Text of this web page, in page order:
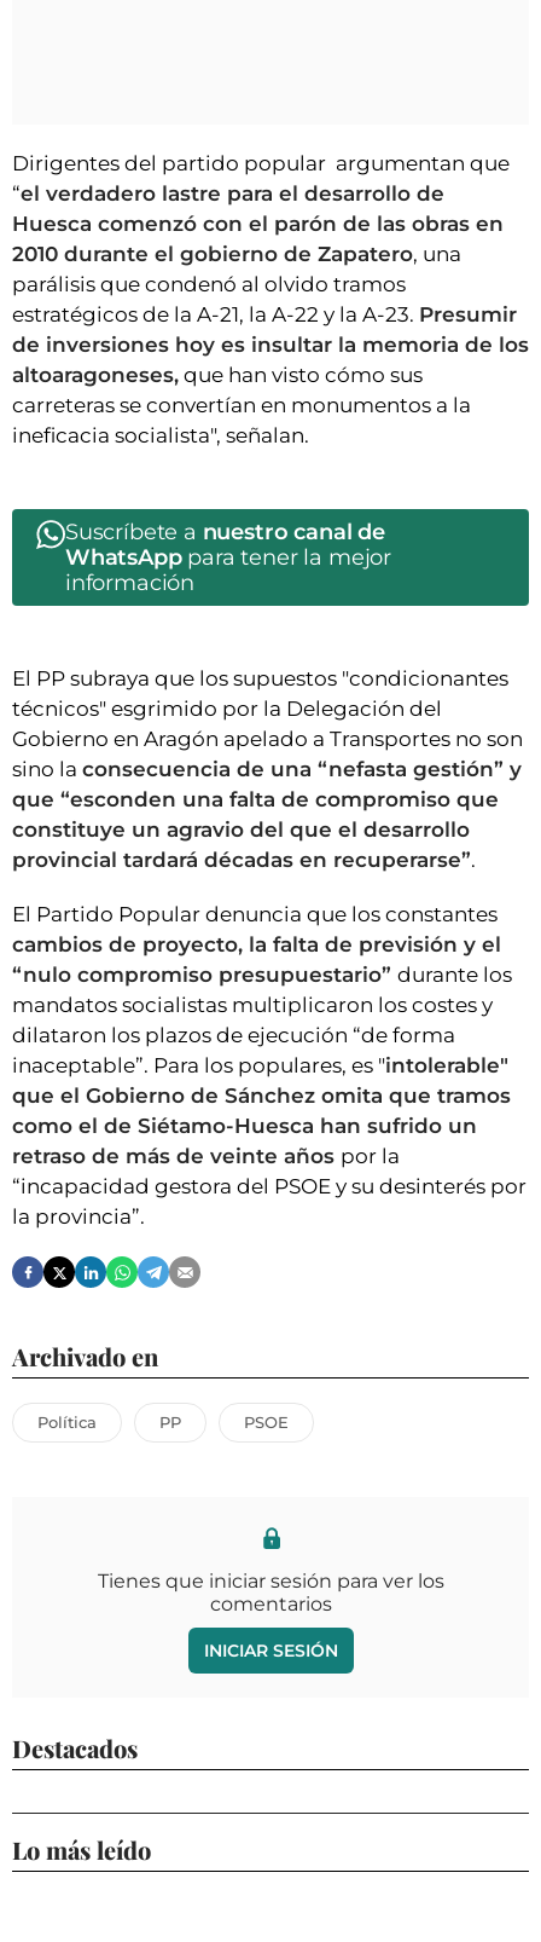
Dirigentes del partido popular argumentan que
“el verdadero lastre para el desarrollo de
Huesca comenzó con el parón de las obras en
2010 durante el gobierno de Zapatero, una
parálisis que condenó al olvido tramos
estratégicos de la A-21, la A-22 y la A-23. Presumir
de inversiones hoy es insultar la memoria de los
altoaragoneses, que han visto cómo sus
carreteras se convertían en monumentos a la
ineficacia socialista", señalan.
Suscríbete a nuestro canal de
WhatsApppara tener la mejor
información
El PP subraya que los supuestos "condicionantes
técnicos" esgrimido por la Delegación del
Gobierno en Aragón apelado a Transportes no son
sino la consecuencia de una “nefasta gestión” y
que “esconden una falta de compromiso que
constituye un agravio del que el desarrollo
provincial tardará décadas en recuperarse”.
El Partido Popular denuncia que los constantes
cambios de proyecto, la falta de previsión y el
“nulo compromiso presupuestario” durante los
mandatos socialistas multiplicaron los costes y
dilataron los plazos de ejecución “de forma
inaceptable”. Para los populares, es "intolerable"
que el Gobierno de Sánchez omita que tramos
como el de Siétamo-Huesca han sufrido un
retraso de más de veinte años por la
“incapacidad gestora del PSOE y su desinterés por
la provincia”.
Archivado en
Política PP PSOE
Tienes que iniciar sesión para ver los
comentarios
INICIAR SESIÓN
Destacados
Lo más leído